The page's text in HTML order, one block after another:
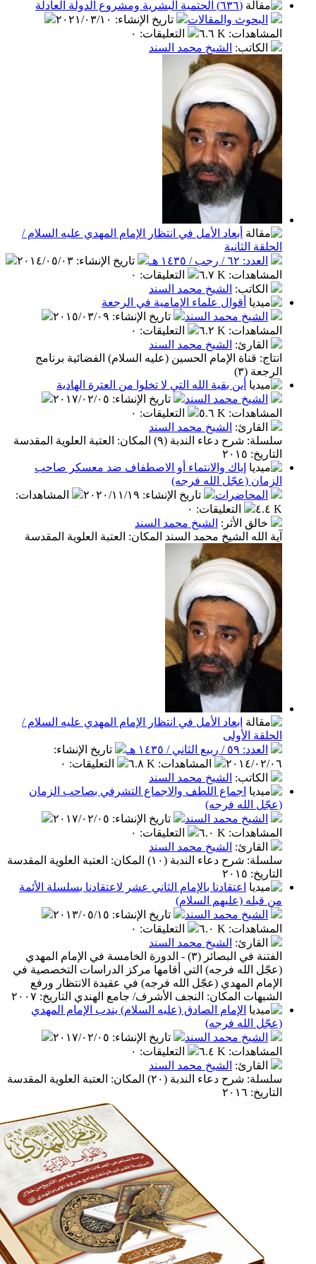
والمقالات
تاريخ الإنشاء :٢٠٢١/٠٣/١٠
٦.٦ K التعليقات:٠
الشيخ محمد السند
أبعاد الأمل في انتظار الإمام المهدي عليه السلام /
تاريخ الإنشاء :٢٠١٤/٠٥/٠٣
٦.٧ K التعليقات:٠
الشيخ محمد السند
أقوال علماء الإمامية في الرجعة
محمد السند
تاريخ الإنشاء :٢٠١٥/٠٣/٠٩
٦.٢ K التعليقات:٠
الشيخ محمد السند
قناة الإمام الحسين (عليه السلام) الفضائية برنامج
أين بقية الله التي لا تخلوا من العترة الهادية
محمد السند
تاريخ الإنشاء :٢٠١٧/٠٢/٠٥
٥.٦ K التعليقات:٠
الشيخ محمد السند
سلسلة: شرح دعاء الندبة (٩) المكان: العتبة العلوية المقدسة
إياك والانتماء أو الاصطفاف ضد معسكر صاحب
(عجّل الله فرجه)
تاريخ الإنشاء :٢٠٢٠/١١/١٩ المشاهدات:
التعليقات:٠
الأثر:الشيخ محمد السند
الشيخ محمد السند المكان: العتبة العلوية المقدسة
ابعاد الأمل في انتظار الإمام المهدي عليه السلام /
تاريخ الإنشاء :
المشاهدات: ٦.٨ K التعليقات:٠
الشيخ محمد السند
اجماع اللطف والاجماع التشرفي بصاحب الزمان
فرجه)
محمد السند
تاريخ الإنشاء :٢٠١٧/٠٢/٠٥
٦.٠ K التعليقات:٠
الشيخ محمد السند
سلسلة: شرح دعاء الندبة (١٠) المكان: العتبة العلوية المقدسة
اعتقادنا بالإمام الثاني عشر لاعتقادنا بسلسلة الأئمة
(عليهم السلام)
محمد السند
تاريخ الإنشاء :٢٠١٣/٠٥/١٥
٦.٠ K التعليقات:٠
الشيخ محمد السند
الفتنة في البصائر (٣) - الدورة الخامسة في الإمام المهدي
فرجه) التي أقامها مركز الدراسات التخصصية في
المهدي (عجّل الله فرجه) في عقيدة الانتظار ورفع
المكان: النجف الأشرف/ جامع الهندي التاريخ: ٢٠٠٧
الإمام الصادق (عليه السلام) يندب الإمام المهدي
فرجه)
محمد السند
تاريخ الإنشاء :٢٠١٧/٠٢/٠٥
٦.٤ K التعليقات:٠
الشيخ محمد السند
سلسلة: شرح دعاء الندبة (٢٠) المكان: العتبة العلوية المقدسة